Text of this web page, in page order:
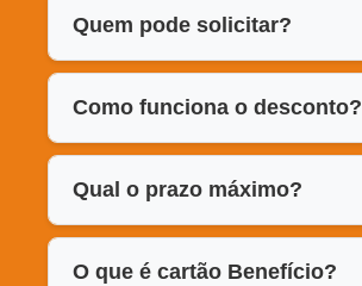
Quem pode solicitar?
Como funciona o desconto?
Qual o prazo máximo?
O que é cartão Benefício?